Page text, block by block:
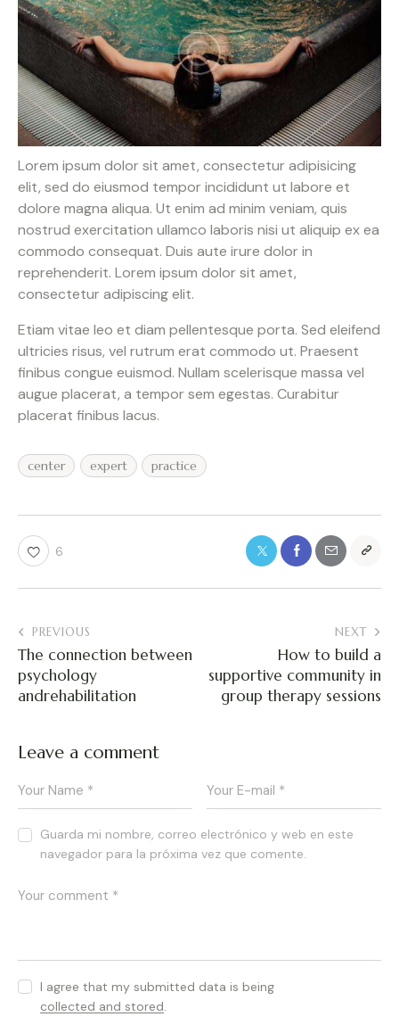
Lorem ipsum dolor sit amet, consectetur adipisicing
elit, sed do eiusmod tempor incididunt ut labore et
dolore magna aliqua. Ut enim ad minim veniam, quis
nostrud exercitation ullamco laboris nisi ut aliquip ex ea
commodo consequat. Duis aute irure dolor in
reprehenderit. Lorem ipsum dolor sit amet,
consectetur adipiscing elit.
Etiam vitae leo et diam pellentesque porta. Sed eleifend
ultricies risus, vel rutrum erat commodo ut. Praesent
finibus congue euismod. Nullam scelerisque massa vel
augue placerat, a tempor sem egestas. Curabitur
placerat finibus lacus.
center expert practice
6
PREVIOUS
The connection between
psychology
andrehabilitation
NEXT
How to build a
supportive community in
group therapy sessions
Leave a comment
Guarda mi nombre, correo electrónico y web en este
navegador para la próxima vez que comente.
I agree that my submitted data is being
collected and stored.